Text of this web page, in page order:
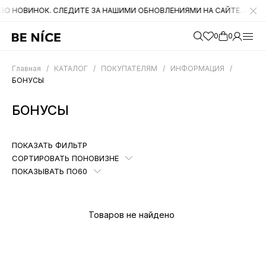
СЛЕДИТЕ ЗА НАШИМИ ОБНОВЛЕНИЯМИ НА САЙТЕ. А ТАКЖЕ
0 0
Главная / КАТАЛОГ / ПОКУПАТЕЛЯМ / ИНФОРМАЦИЯ
/
БОНУСЫ
БОНУСЫ
ПОКАЗАТЬ ФИЛЬТР
СОРТИРОВАТЬ ПОНОВИЗНЕ
ПОКАЗЫВАТЬ ПО60
Товаров не найдено